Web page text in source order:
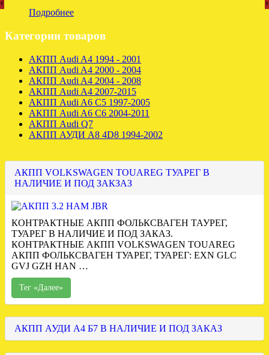
Подробнее
Категории товаров
АКПП Audi A4 1994 - 2001
АКПП Audi A4 2000 - 2004
АКПП Audi A4 2004 - 2008
АКПП Audi A4 2007-2015
АКПП Audi A6 C5 1997-2005
АКПП Audi A6 C6 2004-2011
АКПП Audi Q7
АКПП АУДИ А8 4D8 1994-2002
АКПП VOLKSWAGEN TOUAREG ТУАРЕГ В
НАЛИЧИЕ И ПОД ЗАКЗАЗ
КОНТРАКТНЫЕ АКПП ФОЛЬКСВАГЕН ТАУРЕГ,
ТУАРЕГ В НАЛИЧИЕ И ПОД ЗАКАЗ.
КОНТРАКТНЫЕ АКПП VOLKSWAGEN TOUAREG
АКПП ФОЛЬКСВАГЕН ТУАРЕГ, ТУАРЕГ: EXN GLC
GVJ GZH HAN …
Тег «Далее»
АКПП АУДИ А4 Б7 В НАЛИЧИЕ И ПОД ЗАКАЗ